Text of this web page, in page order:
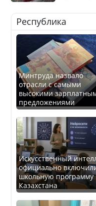
Республика
Минтруда назвало
отрасли с самыми
высокими
предложениями
Искусственный
официально
школьную программу
Казахстана